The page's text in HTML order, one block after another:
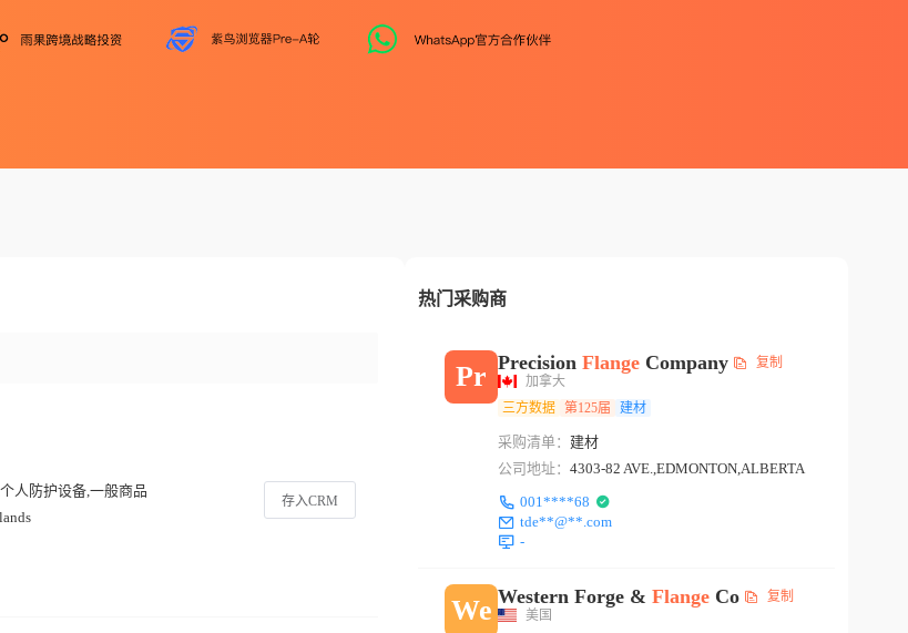
人防护设备,一般商品
存入CRM
热门采购商
Pr PrecisionFlange Company
复制
加拿大
三方数据 第125届 建材
采购清单：建材
公司地址：4303-82 AVE.,EDMONTON,ALBERTA
001****68
tde**@**.com
-
We Western Forge &Flange Co
复制
美国